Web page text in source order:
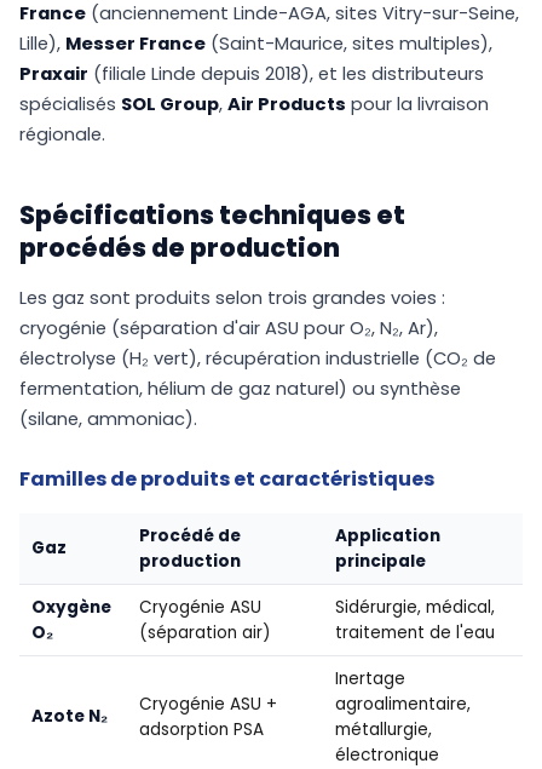
France (anciennement Linde-AGA, sites Vitry-sur-Seine,
Lille), Messer France (Saint-Maurice, sites multiples),
Praxair (filiale Linde depuis 2018), et les distributeurs
spécialisés SOL Group, Air Products pour la livraison
régionale.
Spécifications techniques et
procédés de production
Les gaz sont produits selon trois grandes voies :
cryogénie (séparation d'air ASU pour O₂, N₂, Ar),
électrolyse (H₂ vert), récupération industrielle (CO₂ de
fermentation, hélium de gaz naturel) ou synthèse
(silane, ammoniac).
Familles de produits et caractéristiques
Gaz
Procédé de
production
Application
principale
Oxygène
O₂
Cryogénie ASU
(séparation air)
Sidérurgie, médical,
traitement de l'eau
Azote N₂
Cryogénie ASU +
adsorption PSA
Inertage
agroalimentaire,
métallurgie,
électronique